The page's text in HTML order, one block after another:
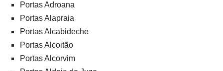
Portas Adroana
Portas Alapraia
Portas Alcabideche
Portas Alcoitão
Portas Alcorvim